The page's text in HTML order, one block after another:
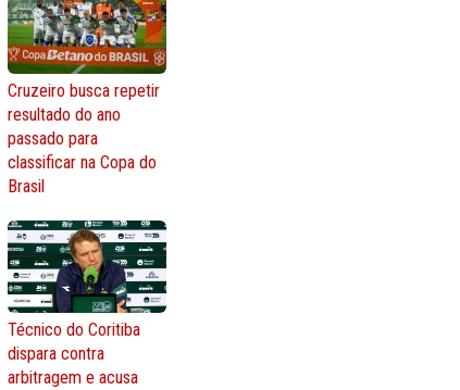
Cruzeiro busca repetir
resultado do ano
passado para
classificar na Copa do
Brasil
Técnico do Coritiba
dispara contra
arbitragem e acusa